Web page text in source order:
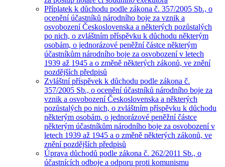
Příplatek k důchodu podle zákona č. 357/2005 Sb., o
ocenění účastníků národního boje za vznik a
osvobození Československa a některých pozůstalých
po nich, o zvláštním příspěvku k důchodu některým
osobám, o jednorázové peněžní částce některým
účastníkům národního boje za osvobození v letech
1939 až 1945 a o změně některých zákonů, ve znění
pozdějších předpisů
Zvláštní příspěvek k důchodu podle zákona č.
357/2005 Sb., o ocenění účastníků národního boje za
vznik a osvobození Československa a některých
pozůstalých po nich, o zvláštním příspěvku k důchodu
některým osobám, o jednorázové peněžní částce
některým účastníkům národního boje za osvobození v
letech 1939 až 1945 a o změně některých zákonů, ve
znění pozdějších předpisů
Úprava důchodů podle zákona č. 262/2011 Sb., o
účastnících odboje a odporu proti komunismu